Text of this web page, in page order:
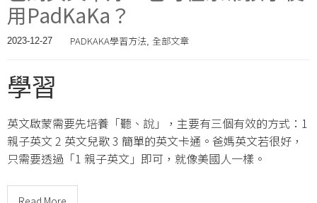
用PadKaKa？
2023-12-27 PADKAKA學習方法, 全部文章
學習
英文啟蒙需要先培養「聽、說」，主要有三個有效的方式：1
親子英文 2 英文兒歌 3 簡單的英文卡通。爸媽英文若很好，
只需要透過「1 親子英文」即可，就像美國人一樣。